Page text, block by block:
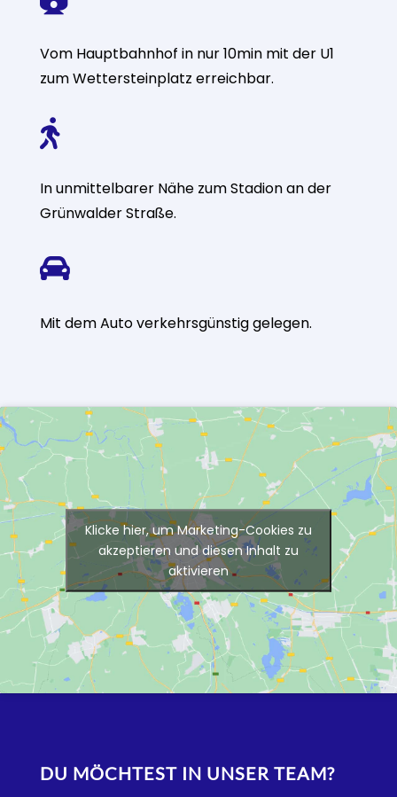
Vom Hauptbahnhof in nur 10min mit der U1
zum Wettersteinplatz erreichbar.

In unmittelbarer Nähe zum Stadion an der
Grünwalder Straße.

Mit dem Auto verkehrsgünstig gelegen.
Klicke hier, um Marketing-Cookies zu
akzeptieren und diesen Inhalt zu
aktivieren
DU MÖCHTEST IN UNSER TEAM?